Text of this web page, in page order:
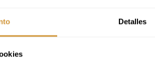
Detalles
sabor
principalmente en técnicas de investigación
recopilados las opiniones y percepciones de distintos